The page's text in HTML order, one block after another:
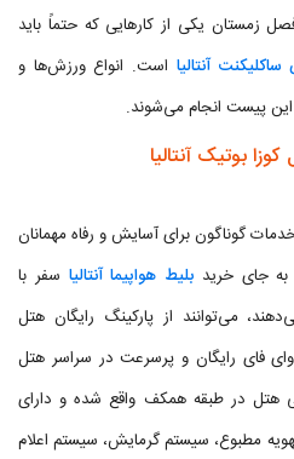
زمستان یکی از کارهایی که حتماً باید
آنتالیا است. انواع ورزش‌ها و
پیست انجام می‌شوند.
بوتیک آنتالیا
خدمات گوناگون برای آسایش و رفاه مهمانان
به جای خرید بلیط هواپیما آنتالیا سفر با
می‌توانند از پارکینگ رایگان هتل
فای رایگان و پرسرعت در سراسر هتل
هتل در طبقه همکف واقع شده و دارای
مطبوع، سیستم گرمایش، سیستم اعلام